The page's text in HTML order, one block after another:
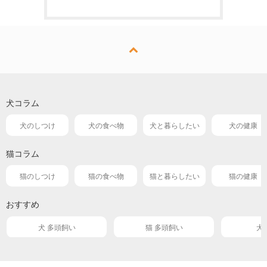
犬コラム
犬のしつけ 犬の食べ物 犬と暮らしたい 犬の健康
猫コラム
猫のしつけ 猫の食べ物 猫と暮らしたい 猫の健康
おすすめ
犬 多頭飼い 猫 多頭飼い 犬